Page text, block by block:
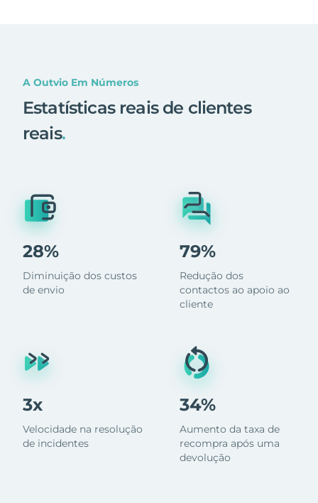
A Outvio Em Números
Estatísticas reais de clientes
reais.
28%
Diminuição dos custos
de envio
3x
Velocidade na resolução
de incidentes
79%
Redução dos
contactos ao apoio ao
cliente
34%
Aumento da taxa de
recompra após uma
devolução